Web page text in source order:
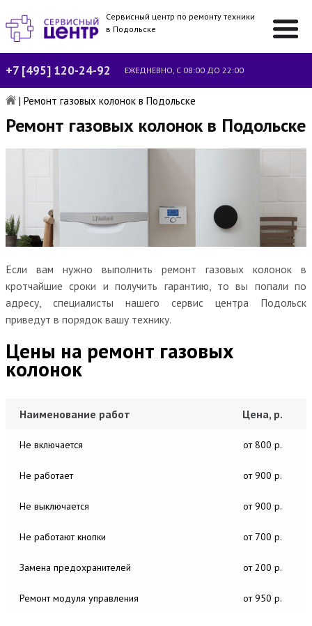
Сервисный центр по ремонту техники
в Подольске
+7 [495] 120-24-92 ЕЖЕДНЕВНО, С 08:00 ДО 22:00
| Ремонт газовых колонок в Подольске
Ремонт газовых колонок в Подольске
Если вам нужно выполнить ремонт газовых колонок в
кротчайшие сроки и получить гарантию, то вы попали по
адресу, специалисты нашего сервис центра Подольск
приведут в порядок вашу технику.
Цены на ремонт газовых
колонок
Наименование работ Цена, р.
Не включается от 800 р.
Не работает от 900 р.
Не выключается от 900 р.
Не работают кнопки от 700 р.
Замена предохранителей от 200 р.
Ремонт модуля управления от 950 р.